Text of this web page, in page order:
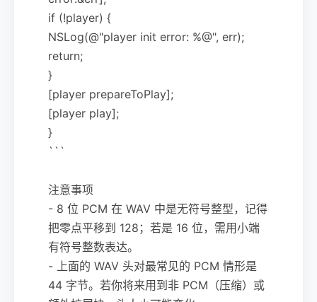
if (!player) {
NSLog(@"player init error: %@", err);
return;
}
[player prepareToPlay];
[player play];
}
```
注意事项
- 8 位 PCM 在 WAV 中是无符号整型，记得
把零点平移到 128；若是 16 位，需用小端
有符号整数表达。
- 上面的 WAV 头对最常见的 PCM 情形是
44 字节。若你将来用到非 PCM（压缩）或